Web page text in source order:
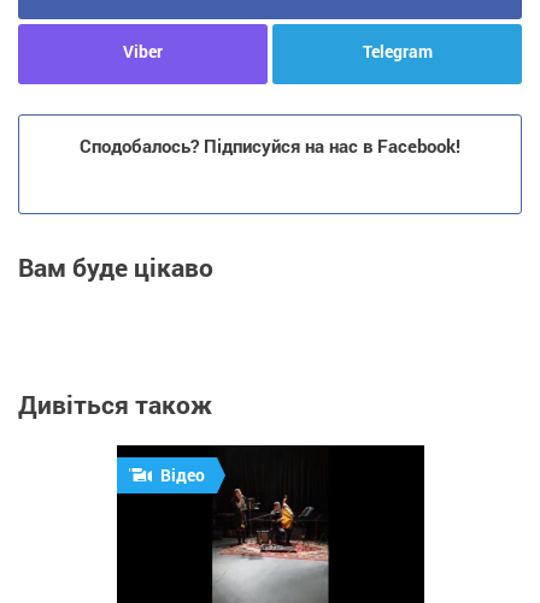
Viber Telegram
Сподобалось? Підписуйся на нас в Facebook!
Вам буде цікаво
Дивіться також
Відео